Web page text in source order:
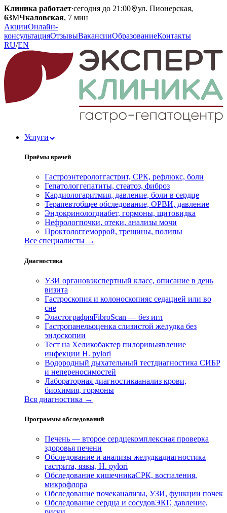
Клиника работает·сегодня до 21:00
ул. Пионерская,
63МЧкаловская, 7 мин
АкцииОнлайн-
консультацияОтзывыВакансииОбразованиеКонтакты
RU/EN
Услуги
Приёмы врачей
Гастроэнтерологгастрит, СРК, рефлюкс, боли
Гепатологгепатиты, стеатоз, фиброз
Кардиологаритмия, давление, боли в сердце
Терапевтобщее обследование, ОРВИ, давление
Эндокринологдиабет, гормоны, щитовидка
Нефрологпочки, отеки, анализы мочи
Проктологгеморрой, трещины, полипы
Все специалисты →
Диагностика
УЗИ органовэкспертный класс, описание в день
визита
Гастроскопия и колоноскопияс седацией или во
сне
ЭластографияFibroScan — без игл
Гастропанельоценка слизистой желудка без
эндоскопии
Тест на Хеликобактер пилоривыявление
инфекции H. pylori
Водородный дыхательный тестдиагностика СИБР
и непереносимостей
Лабораторная диагностикаанализ крови,
биохимия, гормоны
Вся диагностика →
Программы обследований
Печень — второе сердцекомплексная проверка
здоровья печени
Обследование и анализы желудкадиагностика
гастрита, язвы, H. pylori
Обследование кишечникаСРК, воспаления,
микрофлора
Обследование почеканализы, УЗИ, функции почек
Обследование сердца и сосудовЭКГ, давление,